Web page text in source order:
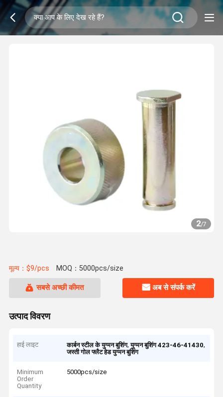
2/7
मूल्य：$9/pcs MOQ：5000pcs/size
सबसे अच्छी कीमत अब से संपर्क करें
उत्पाद विवरण
हाई लाइट कार्बन स्टील के युग्मन बुशिंग,युग्मन बुशिंग 423-46-41430,
जस्ती गोल फ्लैट हेड युग्मन बुशिंग
Minimum
Order
Quantity
5000pcs/size